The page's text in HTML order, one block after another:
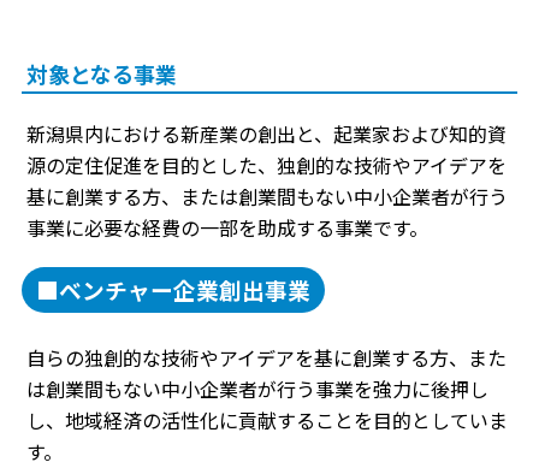
対象となる事業
新潟県内における新産業の創出と、起業家および知的資
源の定住促進を目的とした、独創的な技術やアイデアを
基に創業する方、または創業間もない中小企業者が行う
事業に必要な経費の一部を助成する事業です。
■ベンチャー企業創出事業
自らの独創的な技術やアイデアを基に創業する方、また
は創業間もない中小企業者が行う事業を強力に後押し
し、地域経済の活性化に貢献することを目的としていま
す。